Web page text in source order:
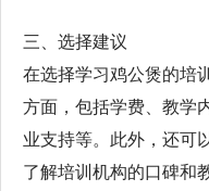
三、选择建议
在选择学习鸡公煲的培
方面，包括学费、教学
业支持等。此外，还可
了解培训机构的口碑和